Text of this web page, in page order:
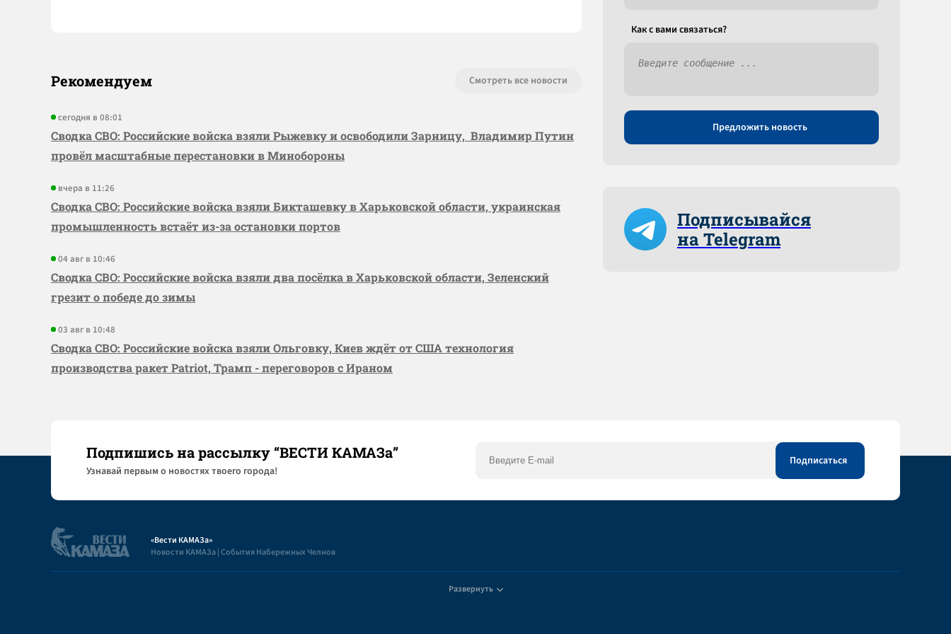
Рекомендуем Смотреть все новости
сегодня в 08:01
Сводка СВО: Российские войска взяли Рыжевку и освободили Зарницу, Владимир Путин
провёл масштабные перестановки в Минобороны
вчера в 11:26
Сводка СВО: Российские войска взяли Бикташевку в Харьковской области, украинская
промышленность встаёт из-за остановки портов
04 авг в 10:46
Сводка СВО: Российские войска взяли два посёлка в Харьковской области, Зеленский
грезит о победе до зимы
03 авг в 10:48
Сводка СВО: Российские войска взяли Ольговку, Киев ждёт от США технология
производства ракет Patriot, Трамп - переговоров с Ираном
Как c вами связаться?
Предложить новость
Подписывайся
на Telegram
Подпишись на рассылку “ВЕСТИ КАМАЗа”
Узнaвай первым о новостях твоего города!
«Вести КАМАЗа»
Новости КАМАЗа | События Набережных Челнов
Развернуть